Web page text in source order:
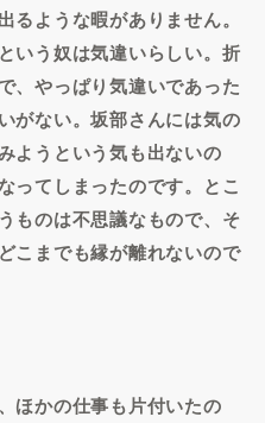
るような暇がありません。
いう奴は気違いらしい。折
、やっぱり気違いであった
がない。坂部さんには気の
ようという気も出ないの
ってしまったのです。とこ
のは不思議なもので、そ
こまでも縁が離れないので
ほかの仕事も片付いたの